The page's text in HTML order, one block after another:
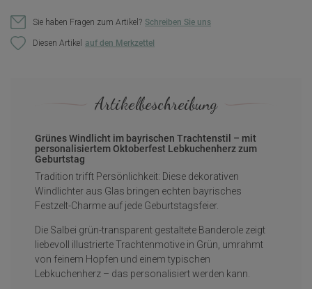
Sie haben Fragen zum Artikel? Schreiben Sie uns
Diesen Artikel
Artikelbeschreibung
Grünes Windlicht im bayrischen Trachtenstil – mit
personalisiertem Oktoberfest Lebkuchenherz zum
Geburtstag
Tradition trifft Persönlichkeit: Diese dekorativen
Windlichter aus Glas bringen echten bayrisches
Festzelt-Charme auf jede Geburtstagsfeier.
Die Salbei grün-transparent gestaltete Banderole zeigt
liebevoll illustrierte Trachtenmotive in Grün, umrahmt
von feinem Hopfen und einem typischen
Lebkuchenherz – das personalisiert werden kann.